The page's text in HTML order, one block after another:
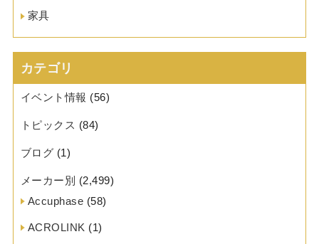
家具
カテゴリ
イベント情報 (56)
トピックス (84)
ブログ (1)
メーカー別 (2,499)
Accuphase (58)
ACROLINK (1)